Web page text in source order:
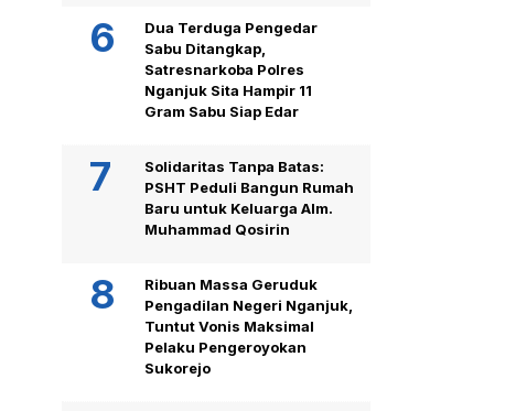
Dua Terduga Pengedar
Sabu Ditangkap,
Satresnarkoba Polres
Nganjuk Sita Hampir 11
Gram Sabu Siap Edar
Solidaritas Tanpa Batas:
PSHT Peduli Bangun Rumah
Baru untuk Keluarga Alm.
Muhammad Qosirin
Ribuan Massa Geruduk
Pengadilan Negeri Nganjuk,
Tuntut Vonis Maksimal
Pelaku Pengeroyokan
Sukorejo